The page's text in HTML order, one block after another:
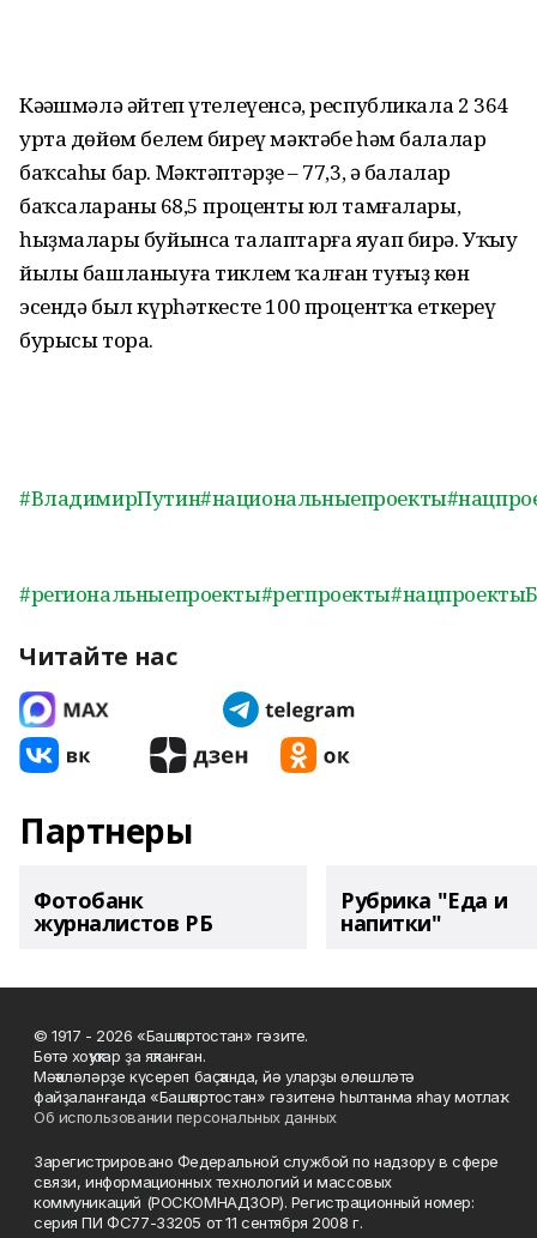
Кәңәшмәлә әйтеп үтелеүенсә, республикала 2 364
урта дөйөм белем биреү мәктәбе һәм балалар
баҡсаһы бар. Мәктәптәрҙең – 77,3, ә балалар
баҡсалараның 68,5 проценты юл тамғалары,
һыҙмалары буйынса талаптарға яуап бирә. Уҡыу
йылы башланыуға тиклем ҡалған туғыҙ көн
эсендә был күрһәткесте 100 процентҡа еткереү
бурысы тора.
#ВладимирПутин#национальныепроекты
#региональныепроекты#регпроекты
Читайте нас
Партнеры
Фотобанк
журналистов РБ
Рубрика "Еда и
напитки"
© 1917 - 2026 «Башҡортостан» гәзите.
Бөтә хоҡуҡтар ҙа яҡланған.
Мәҡәләләрҙе күсереп баҫҡанда, йә уларҙы өлөшләтә
файҙаланғанда «Башҡортостан» гәзитенә һылтанма яһау мотлаҡ.
Об использовании персональных данных
Зарегистрировано Федеральной службой по надзору в сфере
связи, информационных технологий и массовых
коммуникаций (РОСКОМНАДЗОР). Регистрационный номер:
серия ПИ ФС77-33205 от 11 сентября 2008 г.